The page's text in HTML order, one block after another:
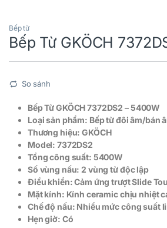
Bếp từ
Bếp Từ GKÖCH
So sánh
Bếp Từ GKÖCH 7372DS2 – 5400W
Loại sản phẩm: Bếp từ đôi âm/bán
Thương hiệu:GKÖCH
Model: 7372DS2
Tổng công suất: 5400W
Số vùng nấu: 2 vùng từ độc lập
Điều khiển: Cảm ứng trượt Slide
Mặt kính: Kính ceramic chịu nhiệt
Chế độ nấu: Nhiều mức công suất
Hẹn giờ: Có